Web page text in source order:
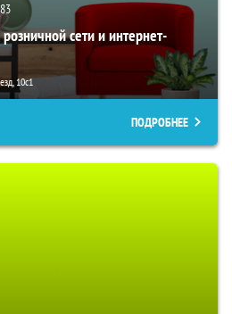
83
сети и интернет-
10с1
ПОДРОБНЕЕ